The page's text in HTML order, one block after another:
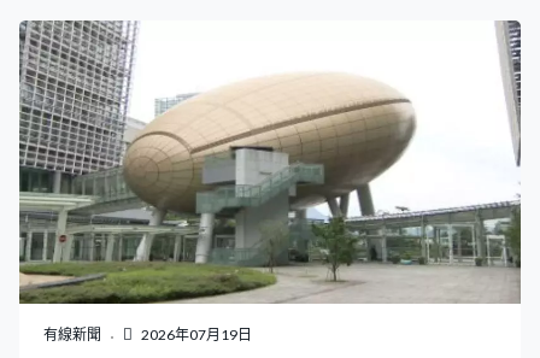
有線新聞 2026年07月19日